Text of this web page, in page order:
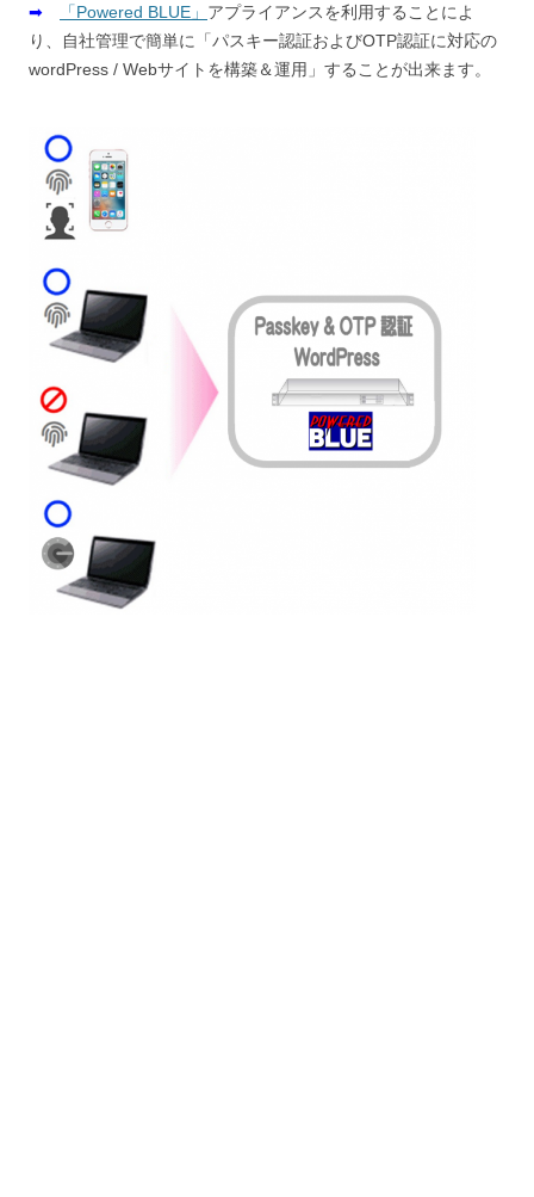
➡ 「Powered BLUE」 アプライアンスを利用することによ
り、自社管理で簡単に「パスキー認証およびOTP認証に対応の
wordPress / Webサイトを構築＆運用」することが出来ます。